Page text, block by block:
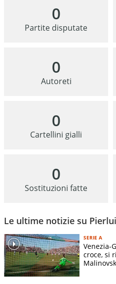
0
Partite disputate
0
Autoreti
0
Cartellini gialli
0
Sostituzioni fatte
Le ultime notizie su
SERIE A
Venezia-
croce, si